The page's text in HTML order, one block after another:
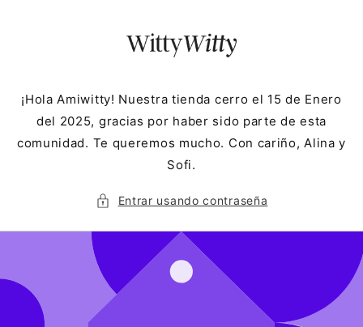
¡Hola Amiwitty! Nuestra tienda cerro el 15 de Enero
del 2025, gracias por haber sido parte de esta
comunidad. Te queremos mucho. Con cariño, Alina y
Sofi.
Entrar usando contraseña